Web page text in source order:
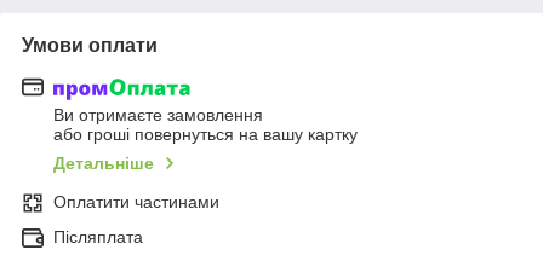
Умови оплати
Ви отримаєте замовлення
або гроші повернуться на вашу картку
Детальніше
Оплатити частинами
Післяплата